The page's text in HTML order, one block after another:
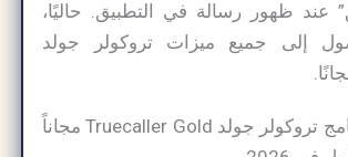
عند ظهور رسالة في التطبيق. حاليًا،
إلى جميع ميزات تروكولر جولد